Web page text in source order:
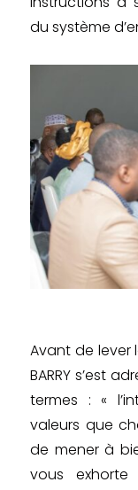
du système
Avant de lever
BARRY s’est
termes : «
valeurs que
de mener à
vous